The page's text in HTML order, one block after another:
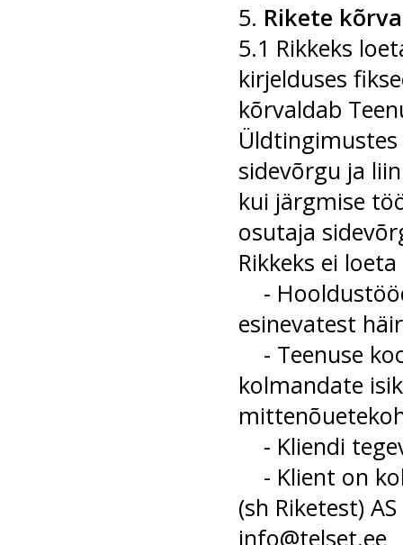
5. Rikete
5.1 Rikkeks
kirjelduses
kõrvaldab
sidevõrgu ja
kui järgmise
osutaja
Rikkeks ei
-
esinevatest
- Teenuse
kolmandate
- Kliendi
- Klient on
(sh Riketest)
info@telset.ee